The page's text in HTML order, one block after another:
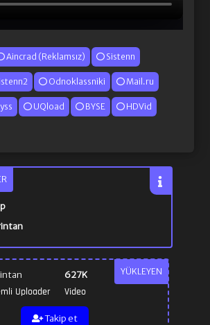
Aincrad (Reklamsız) Sistenn
Odnoklassniki Mail.ru
UQload BYSE HDVid
YÜKLEYEN
Uploader
627K
Video
Takip et